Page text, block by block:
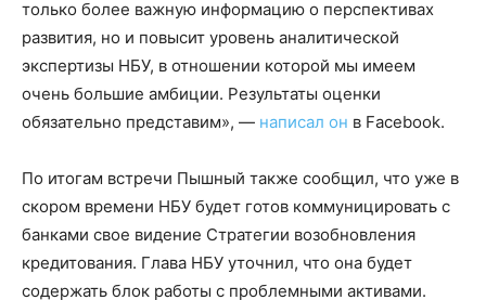
только более важную информацию о перспективах
развития, но и повысит уровень аналитической
экспертизы НБУ, в отношении которой мы имеем
очень большие амбиции. Результаты оценки
обязательно представим», — написал он в Facebook.
По итогам встречи Пышный также сообщил, что уже в
скором времени НБУ будет готов коммуницировать с
банками свое видение Стратегии возобновления
кредитования. Глава НБУ уточнил, что она будет
содержать блок работы с проблемными активами.